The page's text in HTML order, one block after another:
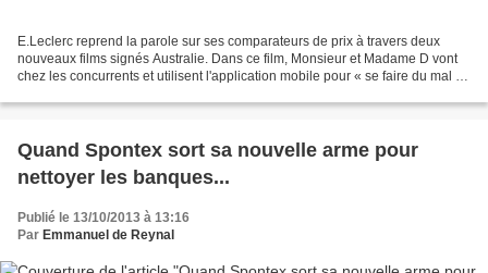
E.Leclerc reprend la parole sur ses comparateurs de prix à travers deux
nouveaux films signés Australie. Dans ce film, Monsieur et Madame D vont
chez les concurrents et utilisent l'application mobile pour « se faire du mal »
Quand Spontex sort sa nouvelle arme pour
nettoyer les banques...
Publié le 13/10/2013 à 13:16
Par Emmanuel de Reynal